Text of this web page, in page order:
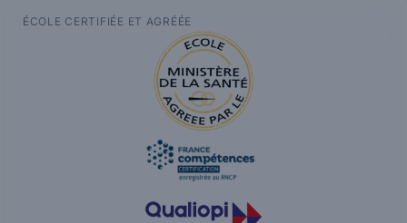
ÉCOLE CERTIFIÉE ET AGRÉÉE